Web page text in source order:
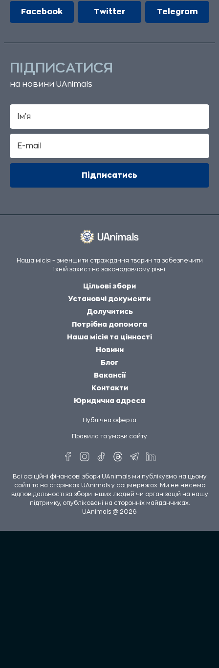
Facebook Twitter Telegram
ПІДПИСАТИСЯ
на новини UAnimals
Наша місія – зменшити страждання тварин та забезпечити
їхній захист на законодавчому рівні.
Цільові збори
Установчі документи
Долучитись
Потрібна допомога
Наша місія та цінності
Новини
Блог
Вакансії
Контакти
Юридична адреса
Публічна оферта
Правила та умови сайту
Всі офіційні фінансові збори UAnimals ми публікуємо на цьому
сайті та на сторінках UAnimals у соцмережах. Ми не несемо
відповідальності за збори інших людей чи організацій на нашу
підтримку, опубліковані на сторонніх майданчиках.
UAnimals @ 2026